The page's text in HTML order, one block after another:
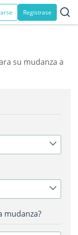
Registrase
su mudanza a
mudanza?